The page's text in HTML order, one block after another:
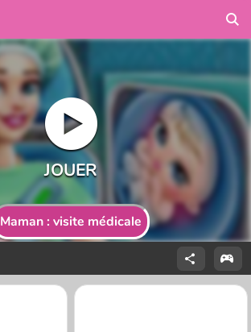
Maman : visite médicale